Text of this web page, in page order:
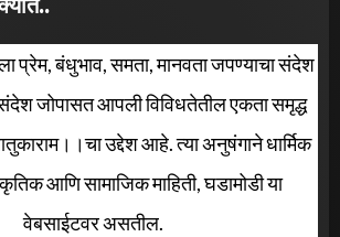
प्रेम, बंधुभाव, समता, मानवता जपण्याचा संदेश
संदेश जोपासत आपली विविधतेतील एकता समृद्ध
उद्देश आहे. त्या अनुषंगाने धार्मिक
आणि सामाजिक माहिती, घडामोडी या
वेबसाईटवर असतील.